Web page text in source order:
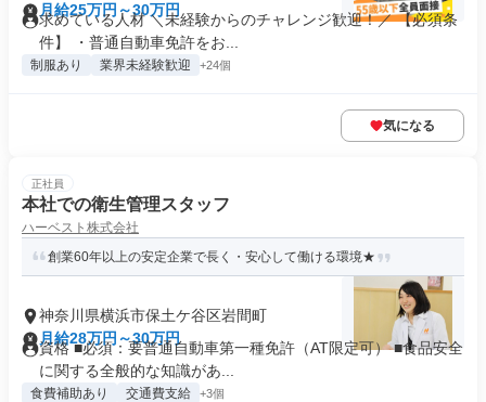
町
月給25万円～30万円
求めている人材 ＼未経験からのチャレンジ歓迎！／ 【必須条
件】 ・普通自動車免許をお...
制服あり 業界未経験歓迎 +24個
気になる
正社員
本社での衛生管理スタッフ
ハーベスト株式会社
創業60年以上の安定企業で長く・安心して働ける環境★
神奈川県横浜市保土ケ谷区岩間町
月給28万円～30万円
資格 ■必須：要普通自動車第一種免許（AT限定可） ■食品安全
に関する全般的な知識があ...
食費補助あり 交通費支給 +3個